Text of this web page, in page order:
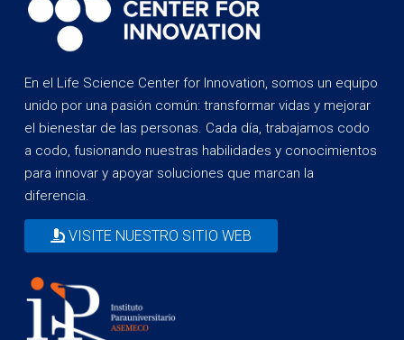
En el Life Science Center for Innovation, somos un equipo
unido por una pasión común: transformar vidas y mejorar
el bienestar de las personas. Cada día, trabajamos codo
a codo, fusionando nuestras habilidades y conocimientos
para innovar y apoyar soluciones que marcan la
diferencia.
VISITE NUESTRO SITIO WEB